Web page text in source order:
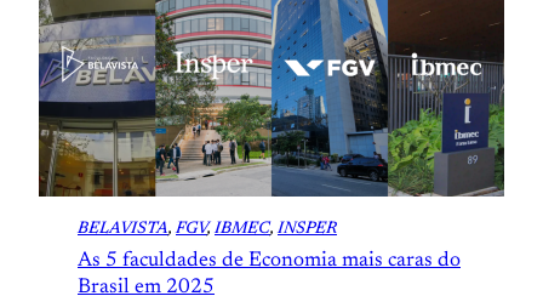
BELAVISTA, FGV, IBMEC, INSPER
As 5 faculdades de Economia mais caras do
Brasil em 2025